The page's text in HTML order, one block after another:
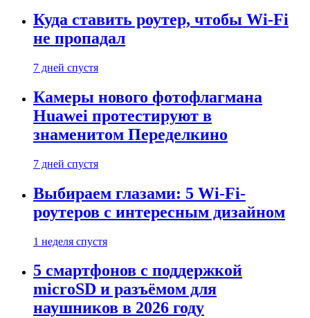
Куда ставить роутер, чтобы Wi-Fi
не пропадал
7 дней спустя
Камеры нового фотофлагмана
Huawei протестируют в
знаменитом Переделкино
7 дней спустя
Выбираем глазами: 5 Wi-Fi-
роутеров с интересным дизайном
1 неделя спустя
5 смартфонов с поддержкой
microSD и разъёмом для
наушников в 2026 году